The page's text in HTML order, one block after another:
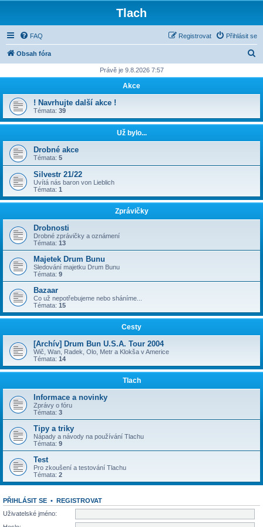
Tlach
FAQ Přihlásit se
Registrovat
Obsah fóra
d
t
Právě je 9.8.2026 7:57
Akce
! Navrhujte další akce !
Témata: 39
Už bylo...
Drobné akce
Témata: 5
Silvestr 21/22
Uvítá nás baron von Lieblich
Témata: 1
Zprávičky
Drobnosti
Drobné zprávičky a oznámení
Témata: 13
Majetek Drum Bunu
Sledování majetku Drum Bunu
Témata: 9
Bazaar
Co už nepotřebujeme nebo sháníme...
Témata: 15
Cesty
[Archív] Drum Bun U.S.A. Tour 2004
Wič, Wan, Radek, Olo, Metr a Klokša v Americe
Témata: 14
Tlach
Informace a novinky
Zprávy o fóru
Témata: 3
Tipy a triky
Nápady a návody na používání Tlachu
Témata: 9
Test
Pro zkoušení a testování Tlachu
Témata: 2
PŘIHLÁSIT SE • REGISTROVAT
Uživatelské jméno: